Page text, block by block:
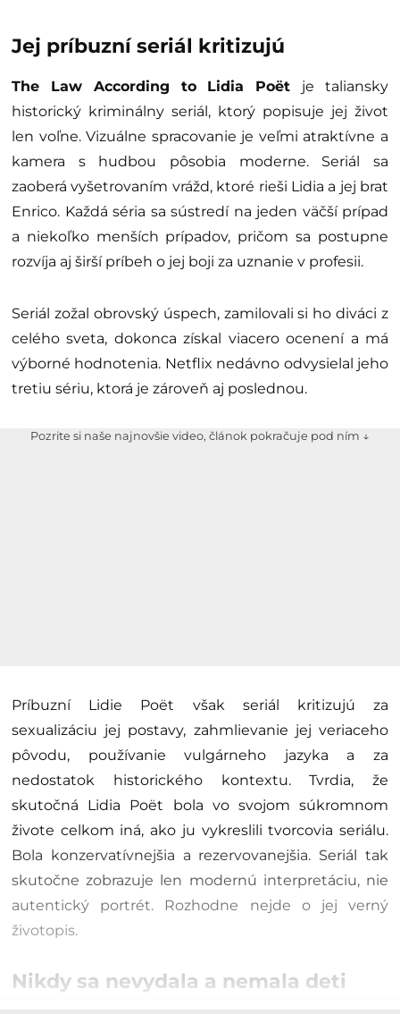
Jej príbuzní seriál kritizujú
The Law According to Lidia Poët je taliansky
historický kriminálny seriál, ktorý popisuje jej život
len voľne. Vizuálne spracovanie je veľmi atraktívne a
kamera s hudbou pôsobia moderne. Seriál sa
zaoberá vyšetrovaním vrážd, ktoré rieši Lidia a jej brat
Enrico. Každá séria sa sústredí na jeden väčší prípad
a niekoľko menších prípadov, pričom sa postupne
rozvíja aj širší príbeh o jej boji za uznanie v profesii.
Seriál zožal obrovský úspech, zamilovali si ho diváci z
celého sveta, dokonca získal viacero ocenení a má
výborné hodnotenia. Netflix nedávno odvysielal jeho
tretiu sériu, ktorá je zároveň aj poslednou.
Pozrite si naše najnovšie video, článok pokračuje pod ním ↓
Príbuzní Lidie Poët však seriál kritizujú za
sexualizáciu jej postavy, zahmlievanie jej veriaceho
pôvodu, používanie vulgárneho jazyka a za
nedostatok historického kontextu. Tvrdia, že
skutočná Lidia Poët bola vo svojom súkromnom
živote celkom iná, ako ju vykreslili tvorcovia seriálu.
Bola konzervatívnejšia a rezervovanejšia. Seriál tak
skutočne zobrazuje len modernú interpretáciu, nie
autentický portrét. Rozhodne nejde o jej verný
životopis.
Nikdy sa nevydala a nemala deti